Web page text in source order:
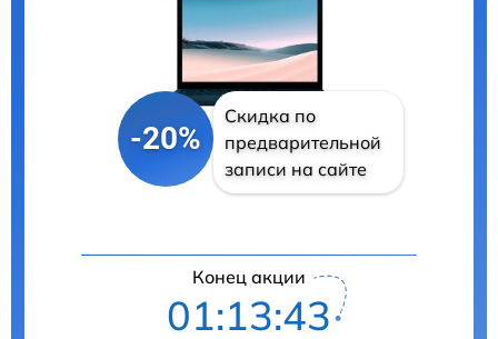
-20%
Скидка по
предварительной
записи на сайте
Конец акции
01:13:42